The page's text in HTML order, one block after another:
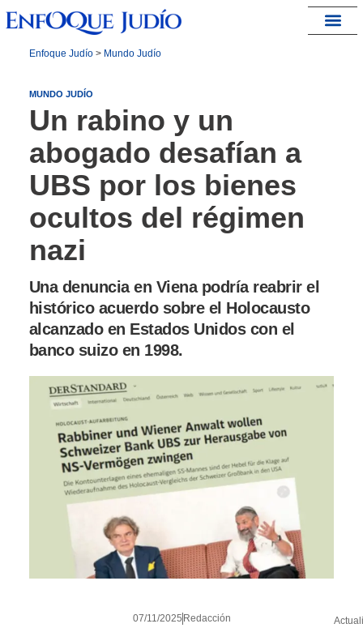
Enfoque Judío> Mundo Judío
MUNDO JUDÍO
Un rabino y un
abogado desafían a
UBS por los bienes
ocultos del régimen
nazi
Una denuncia en Viena podría reabrir el
histórico acuerdo sobre el Holocausto
alcanzado en Estados Unidos con el
banco suizo en 1998.
07/11/2025 Redacción